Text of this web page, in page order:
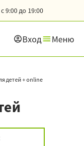
9:00 до 19:00
Вход Меню
детей + online